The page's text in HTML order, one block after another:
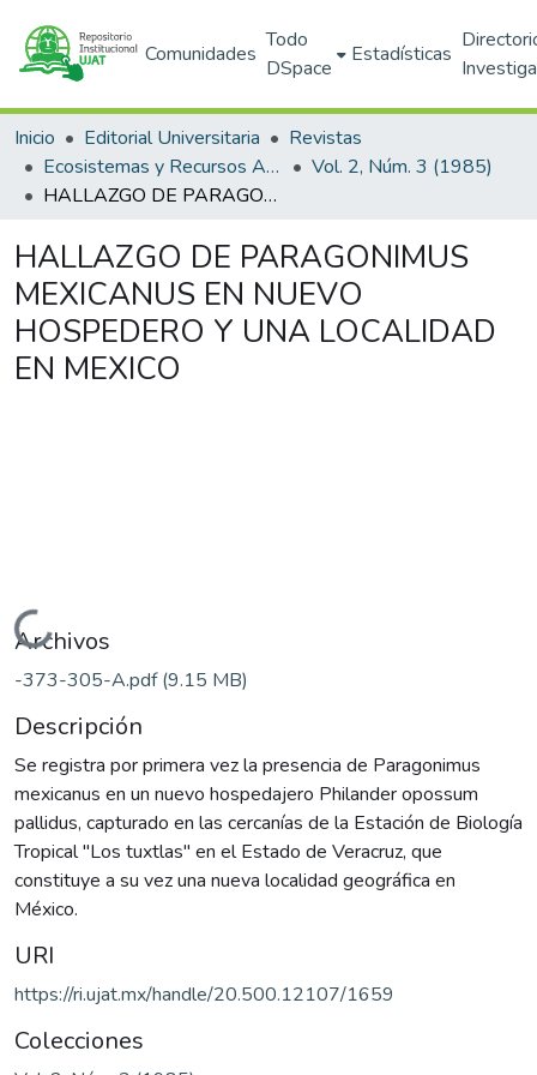
Comunidades
Todo
DSpace
Estadísticas
Inicio Editorial Universitaria
Revistas
Ecosistemas y Recursos Agropecuarios
Vol. 2, Núm. 3 (1985)
HALLAZGO DE PARAGONIMUS MEXICANUS EN NUEVO HOSPEDERO Y UNA LOCALIDAD EN MEXICO
HALLAZGO DE PARAGONIMUS
MEXICANUS EN NUEVO
HOSPEDERO Y UNA LOCALIDAD
EN MEXICO
Cargando...
Archivos
-373-305-A.pdf(9.15 MB)
Descripción
Se registra por primera vez la presencia de Paragonimus
mexicanus en un nuevo hospedajero Philander opossum
pallidus, capturado en las cercanías de la Estación de Biología
Tropical "Los tuxtlas" en el Estado de Veracruz, que
constituye a su vez una nueva localidad geográfica en
México.
URI
https://ri.ujat.mx/handle/20.500.12107/1659
Colecciones